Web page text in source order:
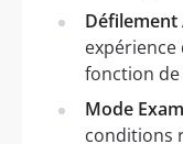
expérience
fonction
Mode
conditions